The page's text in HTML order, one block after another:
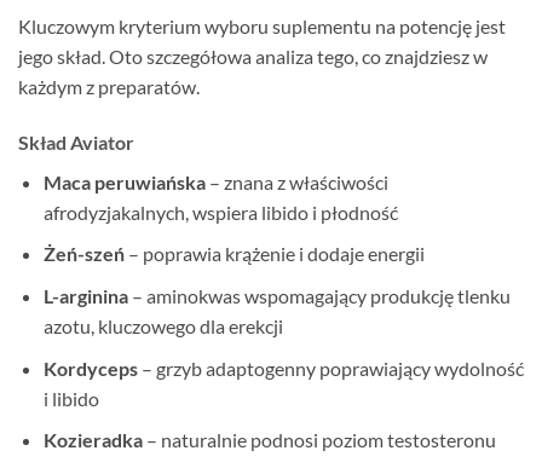
Kluczowym kryterium wyboru suplementu na potencję jest
jego skład. Oto szczegółowa analiza tego, co znajdziesz w
każdym z preparatów.
Skład Aviator
Maca peruwiańska– znana z właściwości
afrodyzjakalnych, wspiera libido i płodność
Żeń-szeń– poprawia krążenie i dodaje energii
L-arginina– aminokwas wspomagający produkcję tlenku
azotu, kluczowego dla erekcji
Kordyceps– grzyb adaptogenny poprawiający wydolność
i libido
Kozieradka– naturalnie podnosi poziom testosteronu